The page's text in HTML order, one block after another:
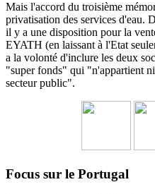
Mais l'accord du troisième
privatisation des services d'eau.
il y a une disposition pour la
EYATH (en laissant à l'Etat
a la volonté d'inclure les deux
"super fonds" qui "n'appartient
secteur public".
Focus sur le Portugal